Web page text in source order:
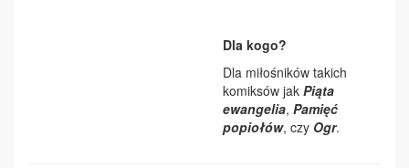
Dla kogo?
Dla miłośników takich
komiksów jak Piąta
ewangelia, Pamięć
popiołów, czy Ogr.